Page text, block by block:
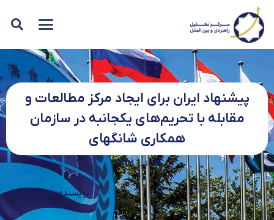
پیشنهاد ایران برای ایجاد مرکز مطالعات و
مقابله با تحریم‌های یکجانبه در سازمان
همکاری‌ شانگهای
30 تیر 1404
نویسنده: محمد کاظمی